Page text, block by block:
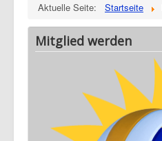
Aktuelle Seite: Startseite
Mitglied werden